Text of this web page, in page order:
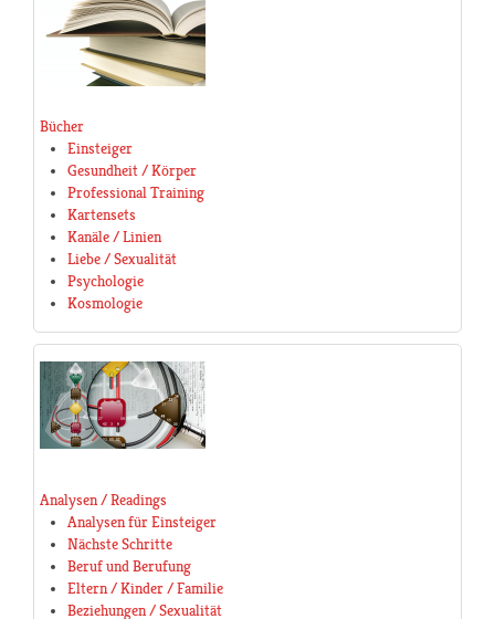
Bücher
Einsteiger
Gesundheit / Körper
Professional Training
Kartensets
Kanäle / Linien
Liebe / Sexualität
Psychologie
Kosmologie
Analysen / Readings
Analysen für Einsteiger
Nächste Schritte
Beruf und Berufung
Eltern / Kinder / Familie
Beziehungen / Sexualität